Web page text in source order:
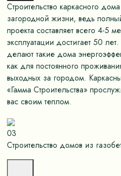
Строительство каркасного
загородной жизни, ведь
проекта составляет всего 4-5
эксплуатации достигает 50
делают такие дома
как для постоянного
выходных за городом.
«Гамма Строительства»
вас своим теплом.
03
Строительство домов из